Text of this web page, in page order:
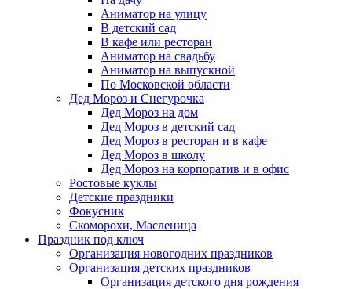
Аниматор на улицу
В детский сад
В кафе или ресторан
Аниматор на свадьбу
Аниматор на выпускной
По Московской области
Дед Мороз и Снегурочка
Дед Мороз на дом
Дед Мороз в детский сад
Дед Мороз в ресторан и в кафе
Дед Мороз в школу
Дед Мороз на корпоратив и в офис
Ростовые куклы
Детские праздники
Фокусник
Скоморохи, Масленица
Праздник под ключ
Организация новогодних праздников
Организация детских праздников
Организация детского дня рождения